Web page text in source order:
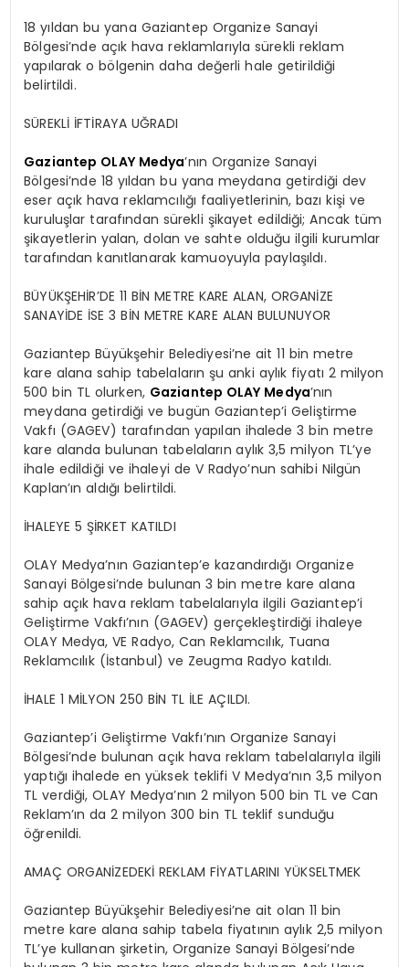
18 yıldan bu yana Gaziantep Organize Sanayi
Bölgesi’nde açık hava reklamlarıyla sürekli reklam
yapılarak o bölgenin daha değerli hale getirildiği
belirtildi.
SÜREKLİ İFTİRAYA UĞRADI
Gaziantep OLAY Medya’nın Organize Sanayi
Bölgesi’nde 18 yıldan bu yana meydana getirdiği dev
eser açık hava reklamcılığı faaliyetlerinin, bazı kişi ve
kuruluşlar tarafından sürekli şikayet edildiği; Ancak tüm
şikayetlerin yalan, dolan ve sahte olduğu ilgili kurumlar
tarafından kanıtlanarak kamuoyuyla paylaşıldı.
BÜYÜKŞEHİR’DE 11 BİN METRE KARE ALAN, ORGANİZE
SANAYİDE İSE 3 BİN METRE KARE ALAN BULUNUYOR
Gaziantep Büyükşehir Belediyesi’ne ait 11 bin metre
kare alana sahip tabelaların şu anki aylık fiyatı 2 milyon
500 bin TL olurken, Gaziantep OLAY Medya’nın
meydana getirdiği ve bugün Gaziantep’i Geliştirme
Vakfı (GAGEV) tarafından yapılan ihalede 3 bin metre
kare alanda bulunan tabelaların aylık 3,5 milyon TL’ye
ihale edildiği ve ihaleyi de V Radyo’nun sahibi Nilgün
Kaplan’ın aldığı belirtildi.
İHALEYE 5 ŞİRKET KATILDI
OLAY Medya’nın Gaziantep’e kazandırdığı Organize
Sanayi Bölgesi’nde bulunan 3 bin metre kare alana
sahip açık hava reklam tabelalarıyla ilgili Gaziantep’i
Geliştirme Vakfı’nın (GAGEV) gerçekleştirdiği ihaleye
OLAY Medya, VE Radyo, Can Reklamcılık, Tuana
Reklamcılık (İstanbul) ve Zeugma Radyo katıldı.
İHALE 1 MİLYON 250 BİN TL İLE AÇILDI.
Gaziantep’i Geliştirme Vakfı’nın Organize Sanayi
Bölgesi’nde bulunan açık hava reklam tabelalarıyla ilgili
yaptığı ihalede en yüksek teklifi V Medya’nın 3,5 milyon
TL verdiği, OLAY Medya’nın 2 milyon 500 bin TL ve Can
Reklam’ın da 2 milyon 300 bin TL teklif sunduğu
öğrenildi.
AMAÇ ORGANİZEDEKİ REKLAM FİYATLARINI YÜKSELTMEK
Gaziantep Büyükşehir Belediyesi’ne ait olan 11 bin
metre kare alana sahip tabela fiyatının aylık 2,5 milyon
TL’ye kullanan şirketin, Organize Sanayi Bölgesi’nde